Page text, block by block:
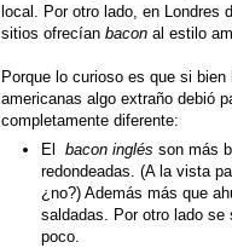
local. Por otro lado, en Londres
sitios ofrecían bacon al estilo
Porque lo curioso es que si
americanas algo extraño debió
completamente diferente:
El bacon inglés son más
redondeadas. (A la vista
¿no?) Además más que
saldadas. Por otro lado
poco.